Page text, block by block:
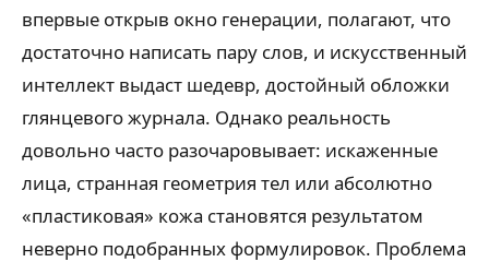
впервые открыв окно генерации, полагают, что
достаточно написать пару слов, и искусственный
интеллект выдаст шедевр, достойный обложки
глянцевого журнала. Однако реальность
довольно часто разочаровывает: искаженные
лица, странная геометрия тел или абсолютно
«пластиковая» кожа становятся результатом
неверно подобранных формулировок. Проблема